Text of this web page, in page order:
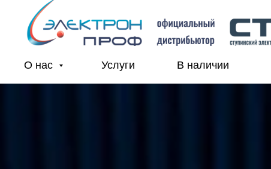
О нас Услуги В наличии